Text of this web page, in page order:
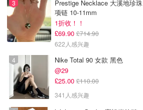
Prestige Necklace 大溪地珍珠
项链 10-11mm
1折收！！
£69.90 £714.90
622人感兴趣
Nike Total 90 女款 黑色
@29
£25.00 £110.00
341人感兴趣